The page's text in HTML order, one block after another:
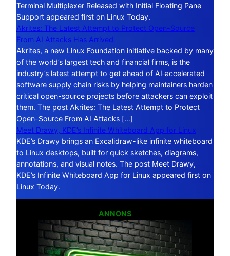
Terminal Multiplexer Released with Initial Floating Pane
Support appeared first on Linux Today.
Akrites: The Latest Attempt to Protect Open-Source
From AI Attacks Has Arrived
Akrites, a new Linux Foundation initiative backed by many
of the world’s largest tech and financial firms, is the
industry’s latest attempt to get ahead of AI‑accelerated
software supply chain risks by helping maintainers harden
critical open-source projects before attackers can exploit
them. The post Akrites: The Latest Attempt to Protect
Open-Source From AI Attacks […]
Meet Drawy, KDE’s Infinite Whiteboard App for Linux
KDE’s Drawy brings an Excalidraw-like infinite whiteboard
to Linux desktops, built for quick sketches, diagrams,
annotations, and visual notes. The post Meet Drawy,
KDE’s Infinite Whiteboard App for Linux appeared first on
Linux Today.
ANNONS